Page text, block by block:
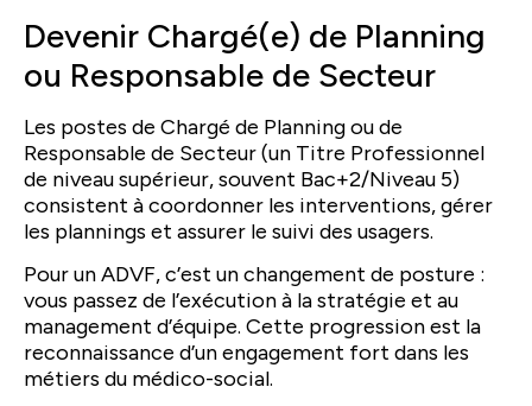
Devenir Chargé(e) de Planning
ou Responsable de Secteur
Les postes de Chargé de Planning ou de
Responsable de Secteur (un Titre Professionnel
de niveau supérieur, souvent Bac+2/Niveau 5)
consistent à coordonner les interventions, gérer
les plannings et assurer le suivi des usagers.
Pour un ADVF, c’est un changement de posture :
vous passez de l’exécution à la stratégie et au
management d’équipe. Cette progression est la
reconnaissance d’un engagement fort dans les
métiers du médico-social.